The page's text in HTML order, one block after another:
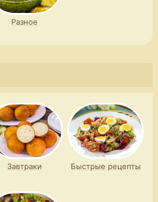
Разное
Завтраки Быстрые рецепты